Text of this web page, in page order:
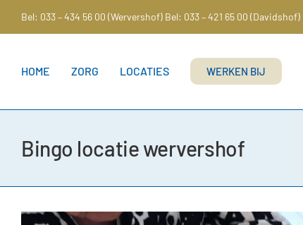
inhoud
Bel: 033 – 434 56 00 (Wervershof) Bel: 033 – 421 65 00 (Davidshof)
HOME ZORG LOCATIES WERKEN BIJ
Bingo locatie wervershof